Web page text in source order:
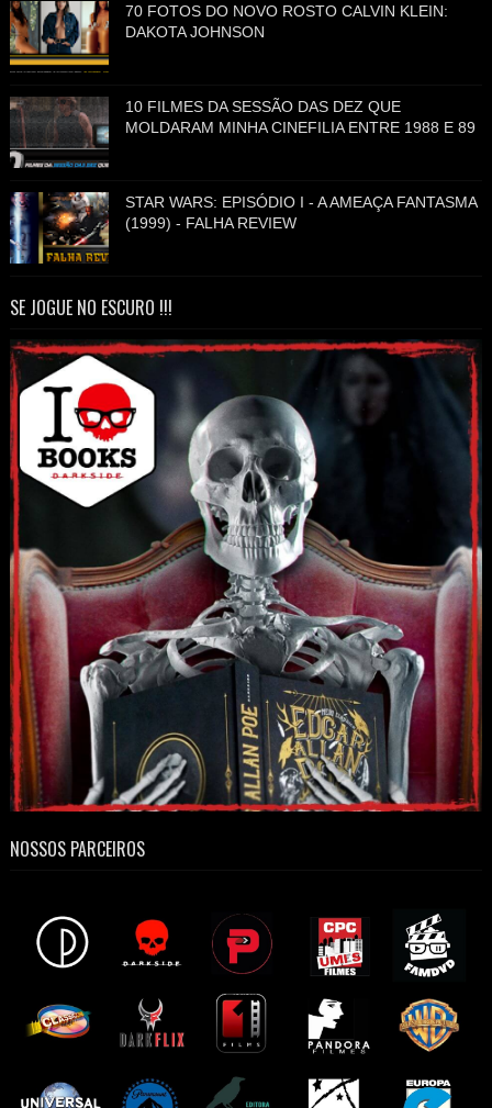
70 FOTOS DO NOVO ROSTO CALVIN KLEIN:
DAKOTA JOHNSON
10 FILMES DA SESSÃO DAS DEZ QUE
MOLDARAM MINHA CINEFILIA ENTRE 1988 E 89
STAR WARS: EPISÓDIO I - A AMEAÇA FANTASMA
(1999) - FALHA REVIEW
SE JOGUE NO ESCURO !!!
NOSSOS PARCEIROS